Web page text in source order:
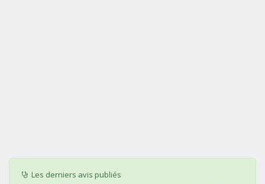
Les derniers avis publiés